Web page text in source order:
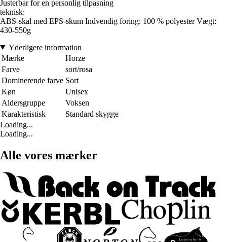
Justerbar for en personlig tilpasning
teknisk:
ABS-skal med EPS-skum Indvendig foring: 100 % polyester Vægt:
430-550g
Yderligere information
Mærke
Horze
Farve
sort/rosa
Dominerende farve Sort
Køn
Unisex
Aldersgruppe
Voksen
Karakteristisk
Standard skygge
Loading...
Loading...
Alle vores mærker